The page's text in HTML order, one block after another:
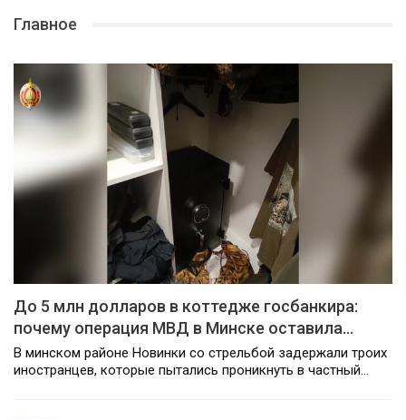
Главное
До 5 млн долларов в коттедже госбанкира:
почему операция МВД в Минске оставила…
В минском районе Новинки со стрельбой задержали троих
иностранцев, которые пытались проникнуть в частный…